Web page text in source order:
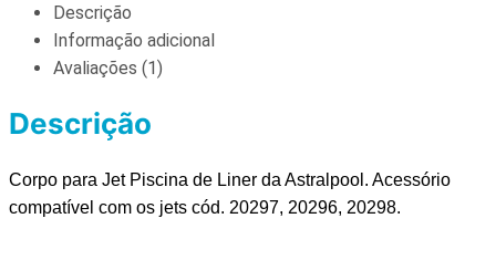
Descrição
Informação adicional
Avaliações (1)
Descrição
Corpo para Jet Piscina de Liner da Astralpool. Acessório
compatível com os jets cód. 20297, 20296, 20298.